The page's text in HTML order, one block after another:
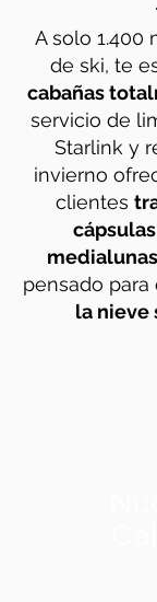
A solo 1.400
de ski, te
cabañas
servicio de
Starlink y r
invierno
clientes
pensado para
la nieve